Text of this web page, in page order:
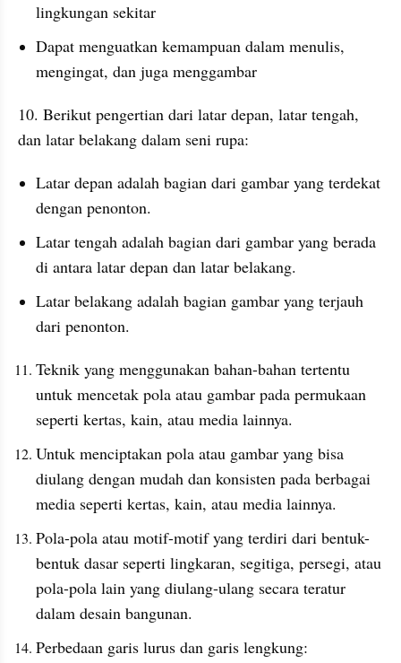
lingkungan sekitar
Dapat menguatkan kemampuan dalam menulis,
mengingat, dan juga menggambar
10. Berikut pengertian dari latar depan, latar tengah,
dan latar belakang dalam seni rupa:
Latar depan adalah bagian dari gambar yang terdekat
dengan penonton.
Latar tengah adalah bagian dari gambar yang berada
di antara latar depan dan latar belakang.
Latar belakang adalah bagian gambar yang terjauh
dari penonton.
Teknik yang menggunakan bahan-bahan tertentu
untuk mencetak pola atau gambar pada permukaan
seperti kertas, kain, atau media lainnya.
Untuk menciptakan pola atau gambar yang bisa
diulang dengan mudah dan konsisten pada berbagai
media seperti kertas, kain, atau media lainnya.
Pola-pola atau motif-motif yang terdiri dari bentuk-
bentuk dasar seperti lingkaran, segitiga, persegi, atau
pola-pola lain yang diulang-ulang secara teratur
dalam desain bangunan.
Perbedaan garis lurus dan garis lengkung: